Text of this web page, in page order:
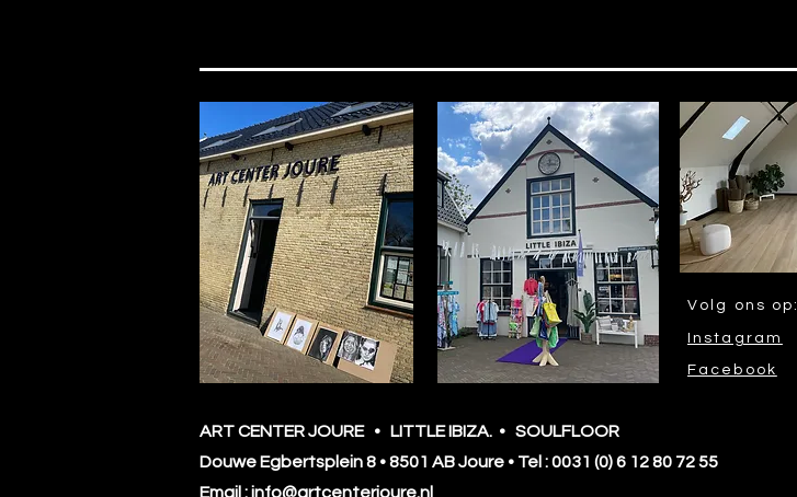
Volg ons op:
Instagram
Facebook
ART CENTER JOURE • LITTLE IBIZA. • SOULFLOOR
Douwe Egbertsplein 8 • 8501 AB Joure • Tel : 0031 (0) 6 12 80 72 55
Email : info@artcenterjoure.nl